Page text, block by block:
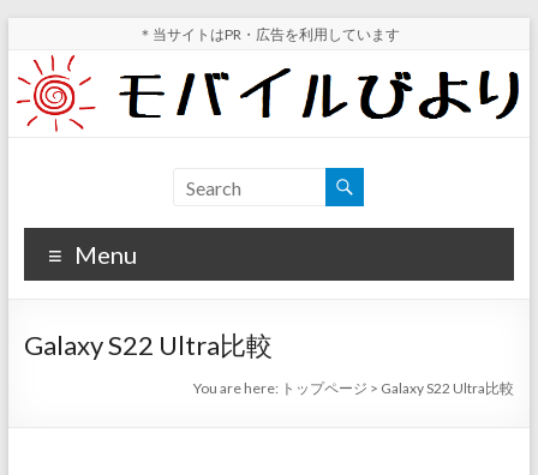
content
＊当サイトはPR・広告を利用しています
バ
イ
ル
び
ビュ
ホ値
Menu
Galaxy S22 Ultra比較
You are here: トップページ > Galaxy S22 Ultra比較